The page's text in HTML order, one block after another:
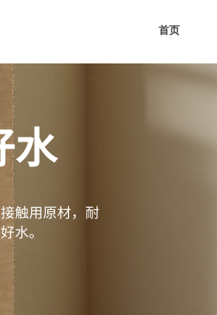
首页
水
触用原材，耐
水。